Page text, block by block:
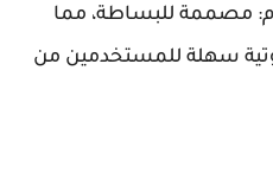
مصممة للبساطة، مما
سهلة للمستخدمين من